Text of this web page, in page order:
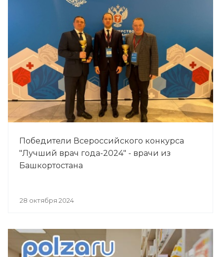
Победители Всероссийского конкурса
"Лучший врач года-2024" - врачи из
Башкортостана
28 октября 2024